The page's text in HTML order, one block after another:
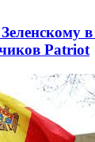
в
Patriot